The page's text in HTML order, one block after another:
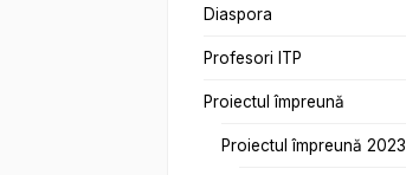
Diaspora
Profesori ITP
Proiectul împreună
Proiectul împreună 2023